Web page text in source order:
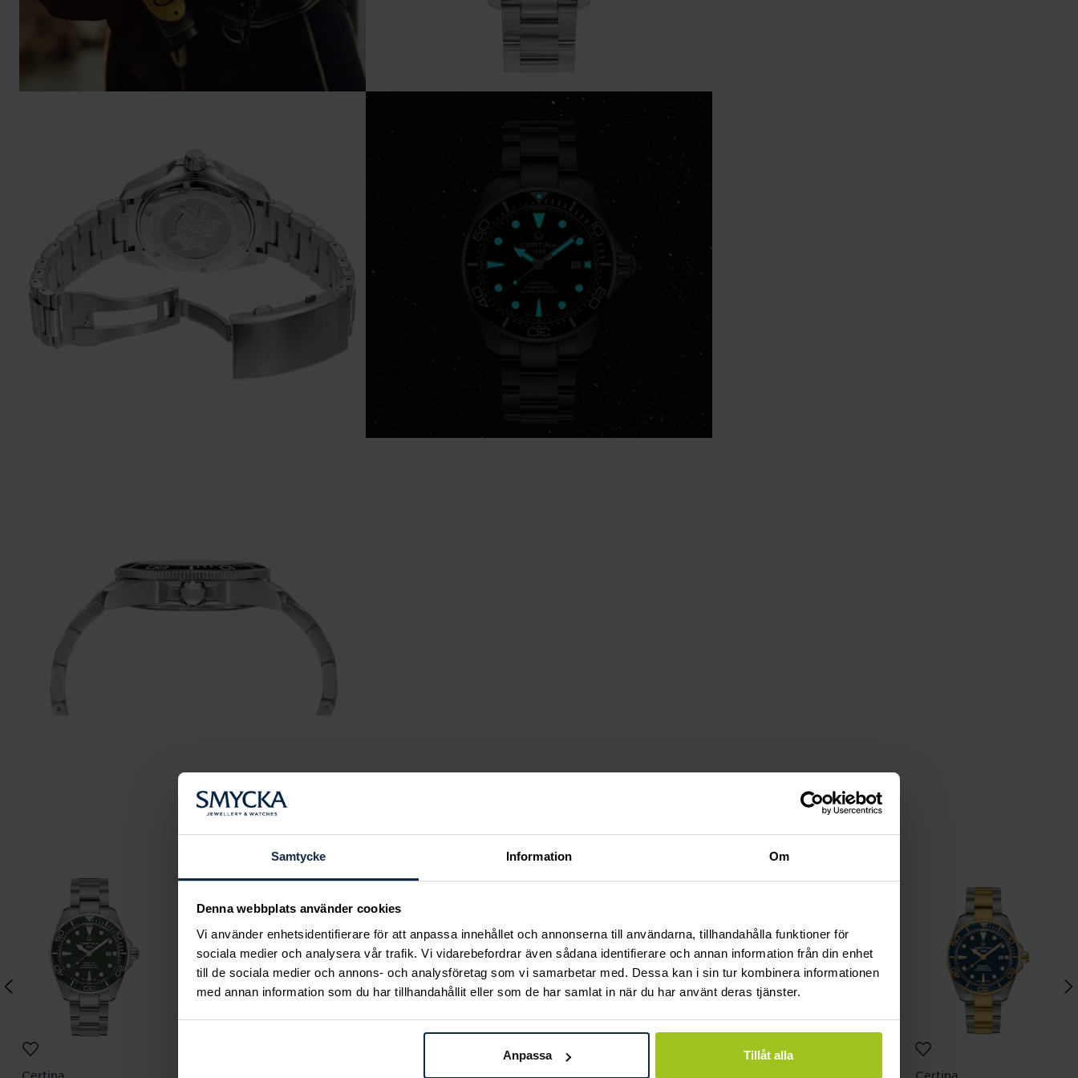
Samtycke Information Om
Denna webbplats använder cookies
Vi använder enhetsidentifierare för att anpassa innehållet och annonserna till användarna, tillhandahålla funktioner för
sociala medier och analysera vår trafik. Vi vidarebefordrar även sådana identifierare och annan information från din enhet
till de sociala medier och annons- och analysföretag som vi samarbetar med. Dessa kan i sin tur kombinera informationen
med annan information som du har tillhandahållit eller som de har samlat in när du har använt deras tjänster.
Anpassa Tillåt alla
Liknande produkter
Certina
Certina
Certina